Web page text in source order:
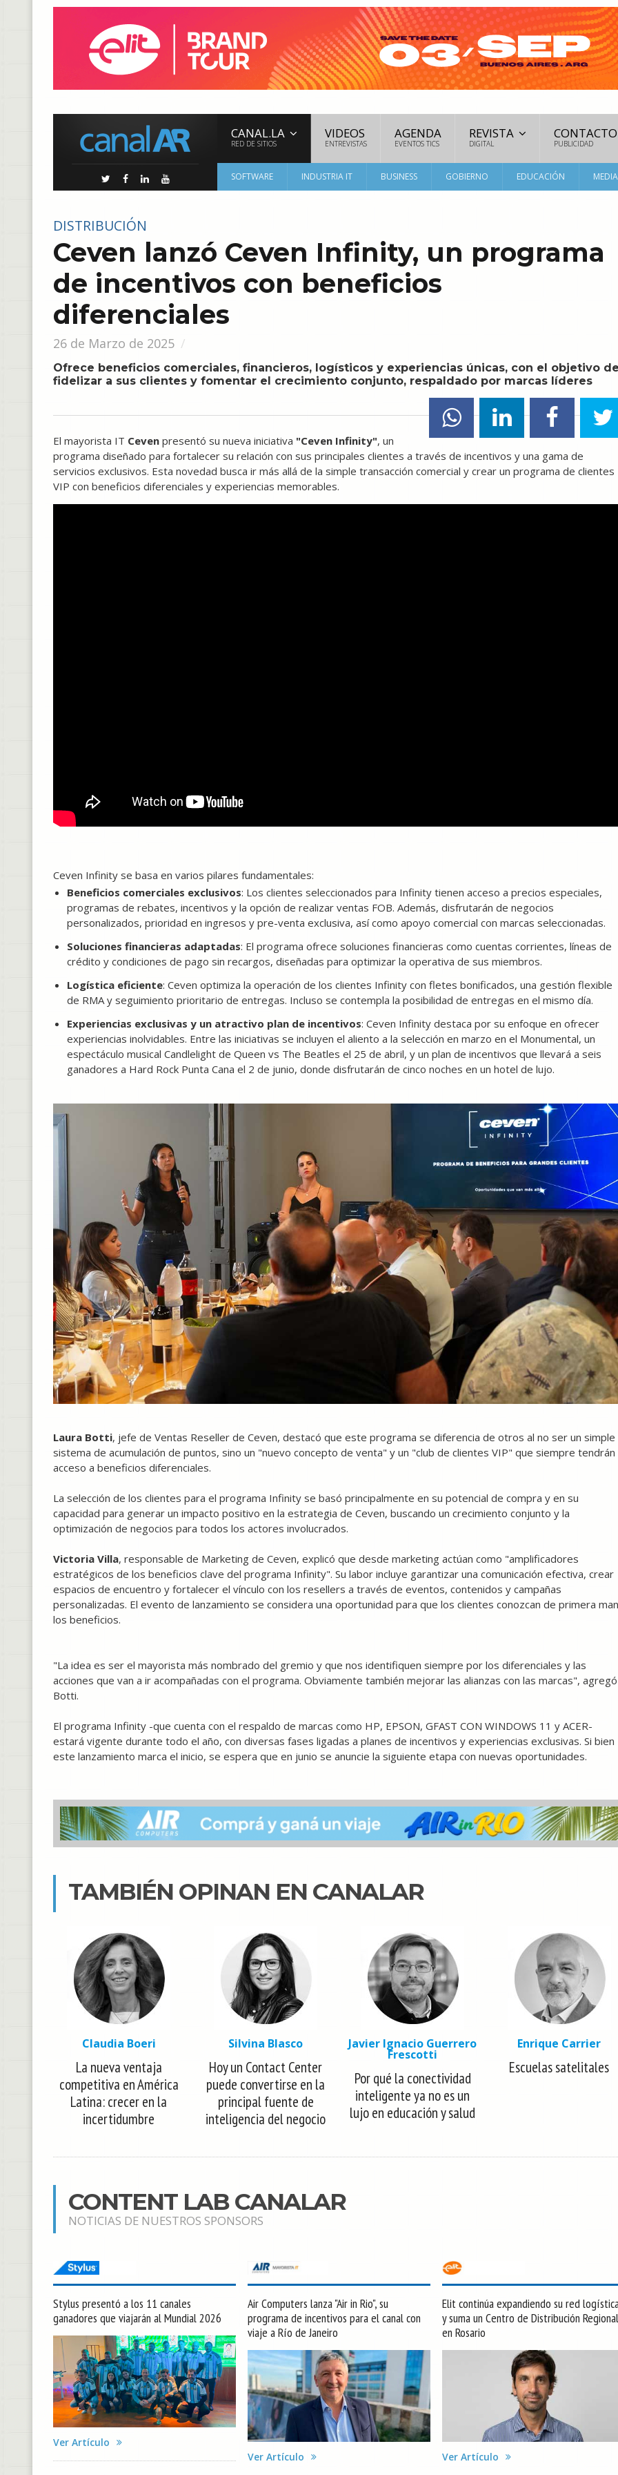
CANAL.LA
RED DE SITIOS
VIDEOS
ENTREVISTAS
AGENDA
EVENTOS TICS
REVISTA
DIGITAL
CONTACTO
PUBLICIDAD
SOFTWARE INDUSTRIA IT BUSINESS GOBIERNO EDUCACIÓN
DISTRIBUCIÓN
Ceven lanzó Ceven Infinity, un programa
de incentivos con beneficios
diferenciales
26 de Marzo de 2025
Ofrece beneficios comerciales, financieros, logísticos y experiencias únicas, con el objetivo
fidelizar a sus clientes y fomentar el crecimiento conjunto, respaldado por marcas líderes
El mayorista IT Ceven presentó su nueva iniciativa "Ceven Infinity", un
programa diseñado para fortalecer su relación con sus principales clientes a través de incentivos y una gama de
servicios exclusivos. Esta novedad busca ir más allá de la simple transacción comercial y crear un programa de clientes
VIP con beneficios diferenciales y experiencias memorables.
Ceven Infinity se basa en varios pilares fundamentales:
Beneficios comerciales exclusivos: Los clientes seleccionados para Infinity tienen acceso a precios especiales,
programas de rebates, incentivos y la opción de realizar ventas FOB. Además, disfrutarán de negocios
personalizados, prioridad en ingresos y pre-venta exclusiva, así como apoyo comercial con marcas seleccionadas.
Soluciones financieras adaptadas: El programa ofrece soluciones financieras como cuentas corrientes, líneas de
crédito y condiciones de pago sin recargos, diseñadas para optimizar la operativa de sus miembros.
Logística eficiente: Ceven optimiza la operación de los clientes Infinity con fletes bonificados, una gestión flexible
de RMA y seguimiento prioritario de entregas. Incluso se contempla la posibilidad de entregas en el mismo día.
Experiencias exclusivas y un atractivo plan de incentivos: Ceven Infinity destaca por su enfoque en ofrecer
experiencias inolvidables. Entre las iniciativas se incluyen el aliento a la selección en marzo en el Monumental, un
espectáculo musical Candlelight de Queen vs The Beatles el 25 de abril, y un plan de incentivos que llevará a seis
ganadores a Hard Rock Punta Cana el 2 de junio, donde disfrutarán de cinco noches en un hotel de lujo.
Laura Botti, jefe de Ventas Reseller de Ceven, destacó que este programa se diferencia de otros al no ser un simple
sistema de acumulación de puntos, sino un "nuevo concepto de venta" y un "club de clientes VIP" que siempre tendrán
acceso a beneficios diferenciales.
La selección de los clientes para el programa Infinity se basó principalmente en su potencial de compra y en su
capacidad para generar un impacto positivo en la estrategia de Ceven, buscando un crecimiento conjunto y la
optimización de negocios para todos los actores involucrados.
Victoria Villa, responsable de Marketing de Ceven, explicó que desde marketing actúan como "amplificadores
estratégicos de los beneficios clave del programa Infinity". Su labor incluye garantizar una comunicación efectiva, crear
espacios de encuentro y fortalecer el vínculo con los resellers a través de eventos, contenidos y campañas
personalizadas. El evento de lanzamiento se considera una oportunidad para que los clientes conozcan de primera
los beneficios.
"La idea es ser el mayorista más nombrado del gremio y que nos identifiquen siempre por los diferenciales y las
acciones que van a ir acompañadas con el programa. Obviamente también mejorar las alianzas con las marcas", agregó
Botti.
El programa Infinity -que cuenta con el respaldo de marcas como HP, EPSON, GFAST CON WINDOWS 11 y ACER-
estará vigente durante todo el año, con diversas fases ligadas a planes de incentivos y experiencias exclusivas. Si bien
este lanzamiento marca el inicio, se espera que en junio se anuncie la siguiente etapa con nuevas oportunidades.
TAMBIÉN OPINAN EN CANALAR
Claudia Boeri
La nueva ventaja
competitiva en América
Latina: crecer en la
incertidumbre
Silvina Blasco
Hoy un Contact Center
puede convertirse en la
principal fuente de
inteligencia del negocio
Javier Ignacio Guerrero
Frescotti
Por qué la conectividad
inteligente ya no es un
lujo en educación y salud
Enrique Carrier
Escuelas satelitales
CONTENT LAB CANALAR
NOTICIAS DE NUESTROS SPONSORS
Stylus presentó a los 11 canales
ganadores que viajarán al Mundial 2026
Ver Artículo
Air Computers lanza "Air in Rio", su
programa de incentivos para el canal con
viaje a Río de Janeiro
Ver Artículo
Elit continúa expandiendo su red
y suma un Centro de Distribución Regional
en Rosario
Ver Artículo